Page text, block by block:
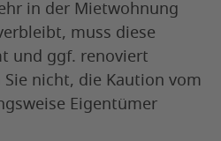
in der Mietwohnung
muss diese
und ggf. renoviert
nicht, die Kaution vom
Eigentümer